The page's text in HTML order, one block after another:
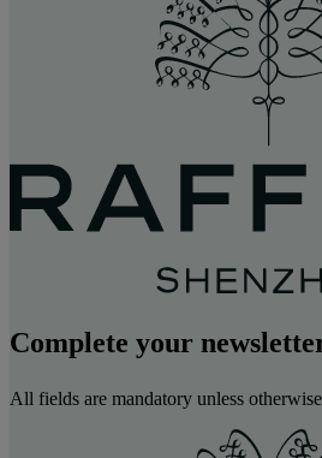
Complete your
All fields are mandatory unless